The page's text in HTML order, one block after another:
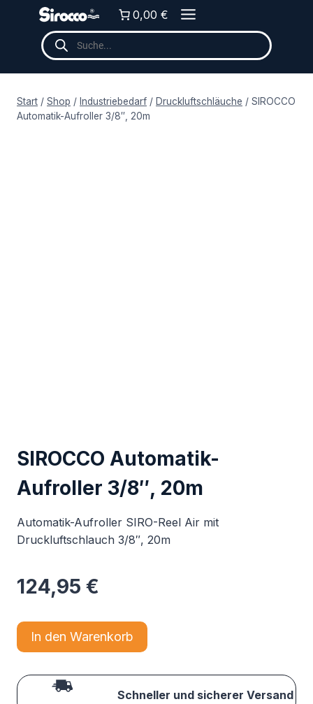
springen
0,00 €
Products
search
Start / Shop / Industriebedarf / Druckluftschläuche / SIROCCO
Automatik-Aufroller 3/8″, 20m
SIROCCO Automatik-
Aufroller 3/8″, 20m
Automatik-Aufroller SIRO-Reel Air mit
Druckluftschlauch 3/8″, 20m
124,95 €
In den Warenkorb
Schneller und sicherer Versand